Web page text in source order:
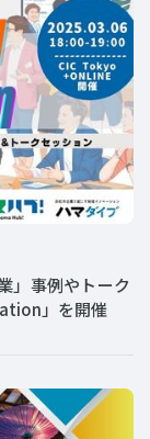
」事例やトーク
」を開催